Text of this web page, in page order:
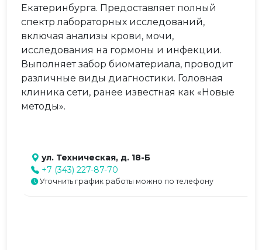
Екатеринбурга. Предоставляет полный
спектр лабораторных исследований,
включая анализы крови, мочи,
исследования на гормоны и инфекции.
Выполняет забор биоматериала, проводит
различные виды диагностики. Головная
клиника сети, ранее известная как «Новые
методы».
ул. Техническая, д. 18-Б
+7 (343) 227-87-70
Уточнить график работы можно по телефону